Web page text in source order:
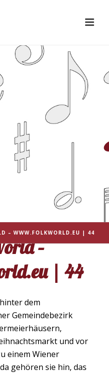
– WWW.FOLKWORLD.EU | 44
–
| 44
dem
Gemeindebezirk
und vor
einem Wiener
gehören sie hin, das